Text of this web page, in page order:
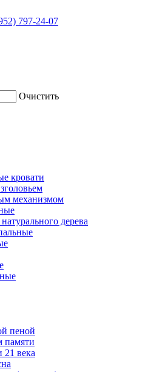
797-24-07
Очистить
кровати
механизмом
дерева
пеной
памяти
21 века